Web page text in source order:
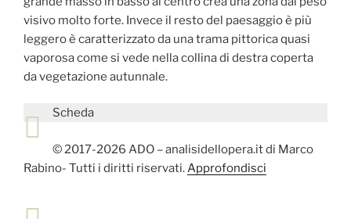
visivo molto forte. Invece il resto del paesaggio è più
leggero è caratterizzato da una trama pittorica quasi
vaporosa come si vede nella collina di destra coperta
da vegetazione autunnale.
Scheda
© 2017-2026 ADO – analisidellopera.it di Marco
Rabino- Tutti i diritti riservati.Approfondisci